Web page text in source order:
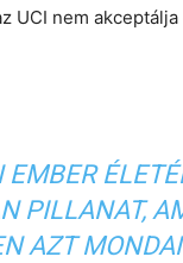
UCI nem
EMBER
PILLANAT,
AZT